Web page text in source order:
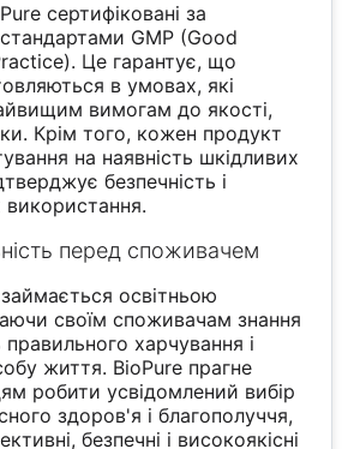
сертифіковані за
GMP (Good
Це гарантує, що
в умовах, які
вимогам до якості,
Крім того, кожен продукт
на наявність шкідливих
безпечність і
використання.
перед споживачем
освітньою
своїм споживачам знання
харчування і
життя. BioPure прагне
робити усвідомлений вибір
здоров'я і благополуччя,
безпечні і високоякісні